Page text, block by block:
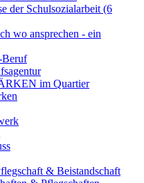
der Schulsozialarbeit (6
wo ansprechen - ein
Beruf
im Quartier
& Beistandschaft